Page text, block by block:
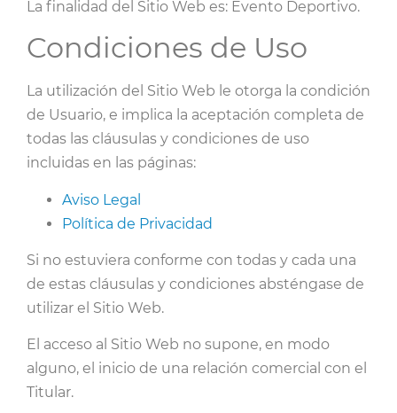
La finalidad del Sitio Web es: Evento Deportivo.
Condiciones de Uso
La utilización del Sitio Web le otorga la condición
de Usuario, e implica la aceptación completa de
todas las cláusulas y condiciones de uso
incluidas en las páginas:
Aviso Legal
Política de Privacidad
Si no estuviera conforme con todas y cada una
de estas cláusulas y condiciones absténgase de
utilizar el Sitio Web.
El acceso al Sitio Web no supone, en modo
alguno, el inicio de una relación comercial con el
Titular.